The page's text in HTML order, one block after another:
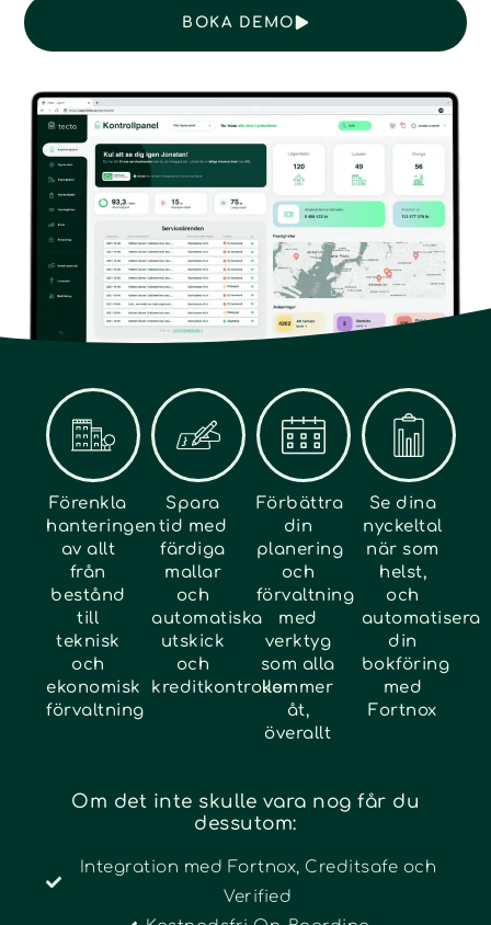
BOKA DEMO
Förenkla
hanteringen
av allt
från
bestånd
till
teknisk
och
ekonomisk
förvaltning
Spara
tid med
färdiga
mallar
och
automatiska
utskick
och
kreditkontroller
Förbättra
din
planering
och
förvaltning
med
verktyg
som alla
kommer
åt,
överallt
Se dina
nyckeltal
när som
helst,
och
automatisera
din
bokföring
med
Fortnox
Om det inte skulle vara nog får du
dessutom:
Integration med Fortnox, Creditsafe och
Verified